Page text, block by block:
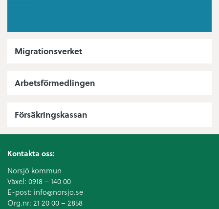
Migrationsverket
Arbetsförmedlingen
Försäkringskassan
Kontakta oss:
Norsjö kommun
Växel: 0918 – 140 00
E-post: info@norsjo.se
Org.nr: 21 20 00 – 2858